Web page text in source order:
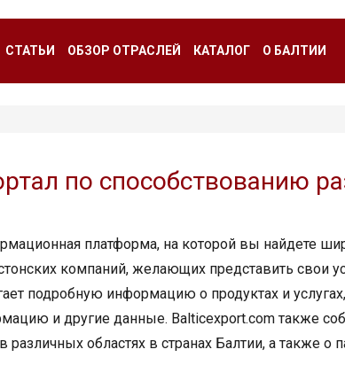
СТАТЬИ ОБЗОР ОТРАСЛЕЙ КАТАЛОГ О БАЛТИИ
по способствованию
платформа, на которой вы найдете
компаний, желающих представить свои
подробную информацию о продуктах и
и другие данные. Balticexport.com также
областях в странах Балтии, а также о